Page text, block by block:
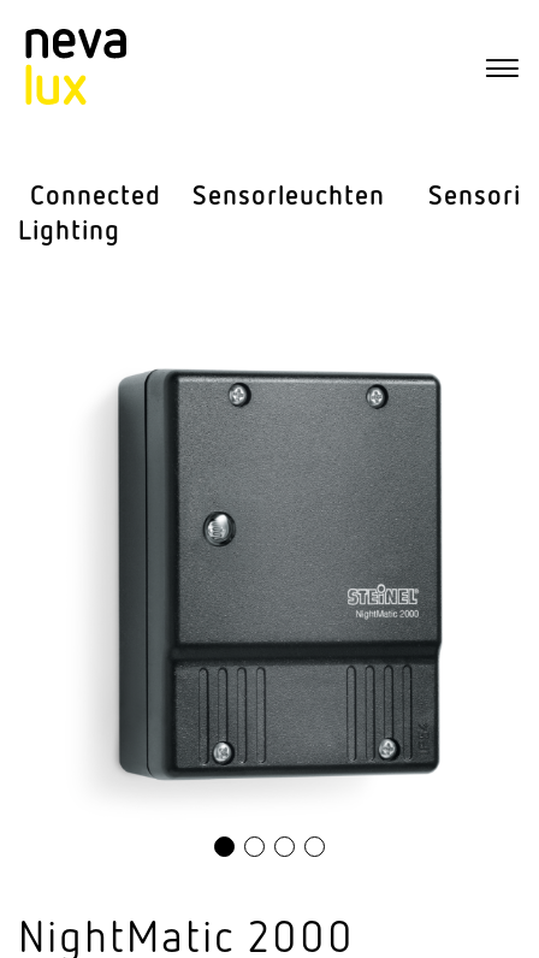
Connected
Lighting
Sensor­leuchten Sensorik
Night­Matic 2000